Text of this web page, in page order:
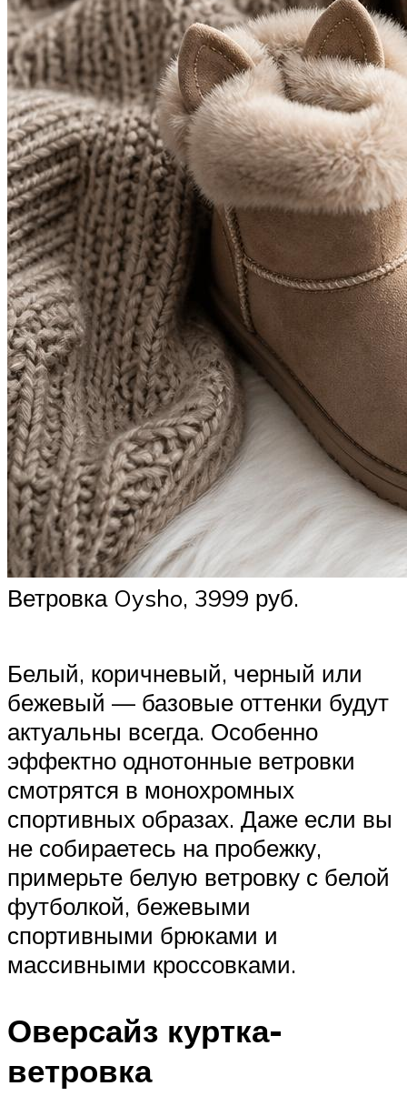
Ветровка Oysho, 3999 руб.
Белый, коричневый, черный или
бежевый — базовые оттенки будут
актуальны всегда. Особенно
эффектно однотонные ветровки
смотрятся в монохромных
спортивных образах. Даже если вы
не собираетесь на пробежку,
примерьте белую ветровку с белой
футболкой, бежевыми
спортивными брюками и
массивными кроссовками.
Оверсайз куртка-
ветровка